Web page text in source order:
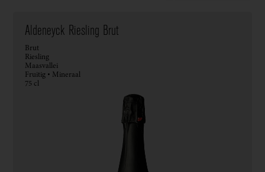
Aldeneyck Riesling Brut
Brut
Riesling
Maasvallei
Fruitig • Mineraal
75 cl